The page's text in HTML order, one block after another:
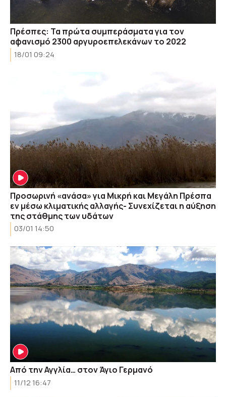
Πρέσπες: Τα πρώτα συμπεράσματα για τον
αφανισμό 2300 αργυροεπελεκάνων το 2022
18/01 09:24
Προσωρινή «ανάσα» για Μικρή και Μεγάλη Πρέσπα
εν μέσω κλιματικής αλλαγής- Συνεχίζεται η αύξηση
της στάθμης των υδάτων
03/01 14:50
Από την Αγγλία… στον Άγιο Γερμανό
11/12 16:47